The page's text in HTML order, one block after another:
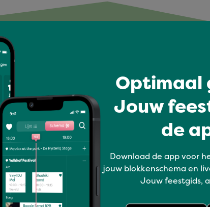
vind je mogelijk ook
Optimaal
Jouw
de
Download de app voor
jouw blokkenschema en
Jouw feestgids,